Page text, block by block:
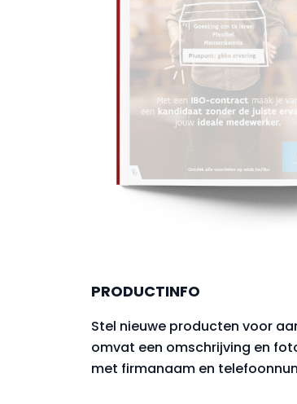
PRODUCTINFO
Stel nieuwe producten voor
omvat een omschrijving en
met firmanaam en